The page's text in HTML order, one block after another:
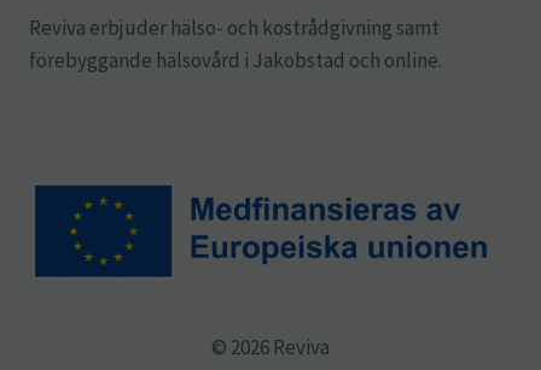
Reviva erbjuder hälso- och kostrådgivning samt
förebyggande hälsovård i Jakobstad och online.
© 2026 Reviva